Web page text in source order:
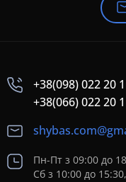
+38(098) 022 20
+38(066) 022 20
Пн-Пт з 09:00 до
Сб з 10:00 до